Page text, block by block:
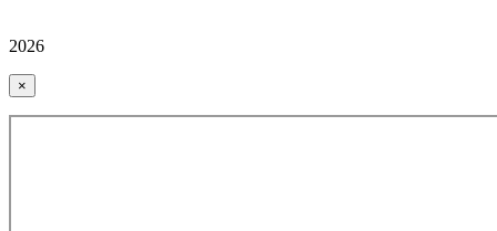
2026
×